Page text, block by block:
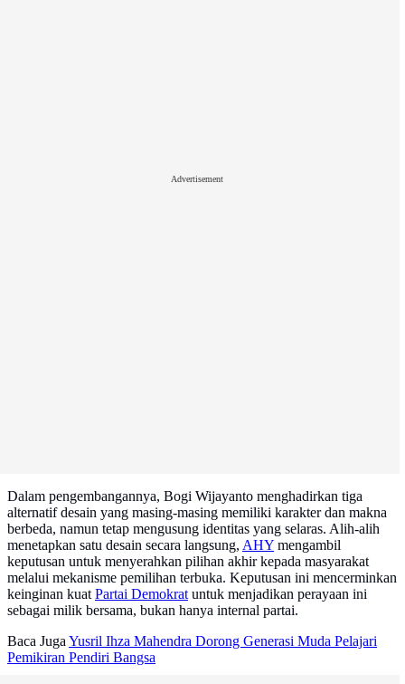
Advertisement
Dalam pengembangannya, Bogi Wijayanto menghadirkan tiga
alternatif desain yang masing-masing memiliki karakter dan makna
berbeda, namun tetap mengusung identitas yang selaras. Alih-alih
menetapkan satu desain secara langsung, AHY mengambil
keputusan untuk menyerahkan pilihan akhir kepada masyarakat
melalui mekanisme pemilihan terbuka. Keputusan ini mencerminkan
keinginan kuat Partai Demokrat untuk menjadikan perayaan ini
sebagai milik bersama, bukan hanya internal partai.
Baca Juga Yusril Ihza Mahendra Dorong Generasi Muda Pelajari
Pemikiran Pendiri Bangsa